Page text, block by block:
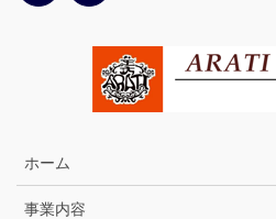
ホーム
事業内容